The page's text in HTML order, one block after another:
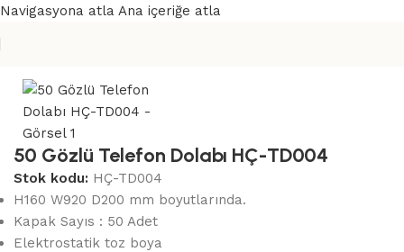
Navigasyona atla Ana içeriğe atla
50 Gözlü Telefon Dolabı HÇ-TD004
Stok kodu: HÇ-TD004
H160 W920 D200 mm boyutlarında.
Kapak Sayıs : 50 Adet
Elektrostatik toz boya